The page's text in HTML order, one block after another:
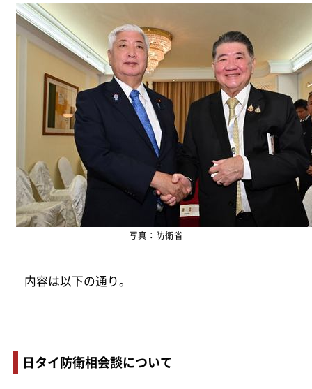
写真：防衛省
内容は以下の通り。
日タイ防衛相会談について